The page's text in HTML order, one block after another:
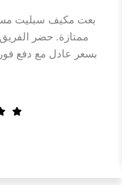
ممتازة. حضر
بسعر عادل مع دفع